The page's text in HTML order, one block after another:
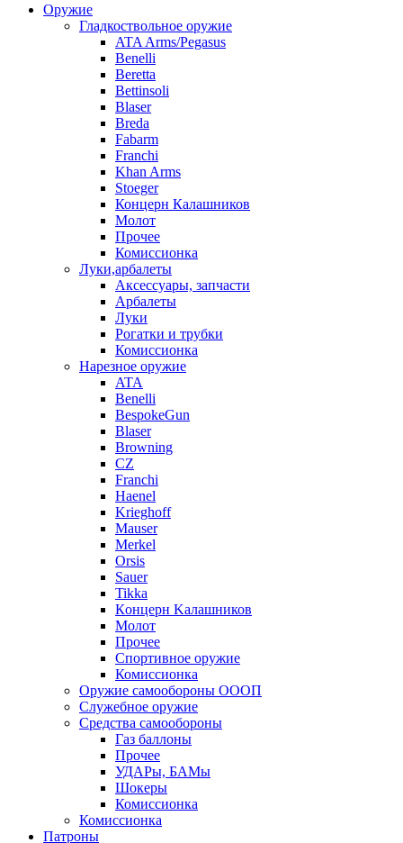
Оружие
Гладкоствольное оружие
ATA Arms/Pegasus
Benelli
Beretta
Bettinsoli
Blaser
Breda
Fabarm
Franchi
Khan Arms
Stoeger
Концерн Калашников
Молот
Прочее
Комиссионка
Луки,арбалеты
Аксессуары, запчасти
Арбалеты
Луки
Рогатки и трубки
Комиссионка
Нарезное оружие
ATA
Benelli
BespokeGun
Blaser
Browning
CZ
Franchi
Haenel
Krieghoff
Mauser
Merkel
Orsis
Sauer
Tikka
Кoнцеpн Kалашников
Молот
Прочее
Спортивное оружие
Комиссионка
Оружие самообороны ОООП
Служебное оружие
Средства самообороны
Газ баллоны
Прочее
УДАРы, БАМы
Шокеры
Комиссионка
Комиссионка
Патроны